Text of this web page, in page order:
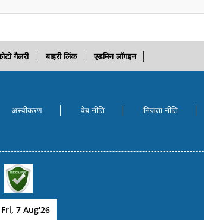
गैलरी बाहरी लिंक एडमिन लॉगइन
अस्वीकरण वेब नीति निजता नीति
7 Aug'26